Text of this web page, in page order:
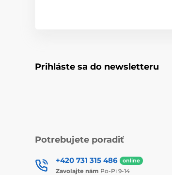
Prihláste sa do newsletteru
Potrebujete poradiť
+420 731 315 486 online
Zavolajte nám Po-Pi 9-14